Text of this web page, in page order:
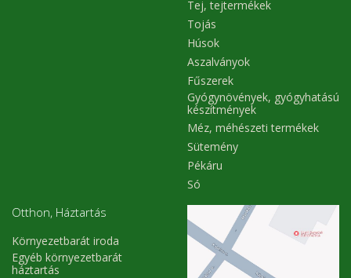
Tej, tejtermékek
Tojás
Húsok
Aszalványok
Fűszerek
Gyógynövények, gyógyhatású
készítmények
Méz, méhészeti termékek
Sütemény
Pékáru
Só
Otthon, Háztartás
Környezetbarát iroda
Egyéb környezetbarát
háztartás